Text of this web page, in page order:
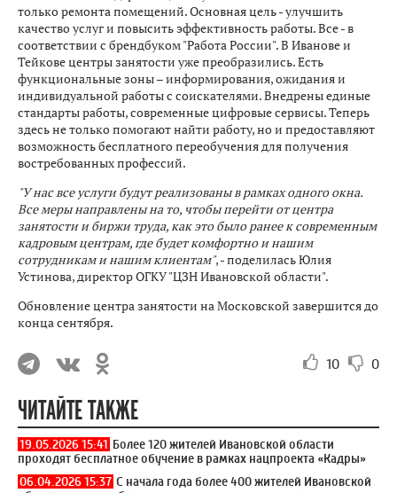
только ремонта помещений. Основная цель - улучшить
качество услуг и повысить эффективность работы. Все - в
соответствии с брендбуком "Работа России". В Иванове и
Тейкове центры занятости уже преобразились. Есть
функциональные зоны – информирования, ожидания и
индивидуальной работы с соискателями. Внедрены единые
стандарты работы, современные цифровые сервисы. Теперь
здесь не только помогают найти работу, но и предоставляют
возможность бесплатного переобучения для получения
востребованных профессий.
"У нас все услуги будут реализованы в рамках одного окна.
Все меры направлены на то, чтобы перейти от центра
занятости и биржи труда, как это было ранее к современным
кадровым центрам, где будет комфортно и нашим
сотрудникам и нашим клиентам", - поделилась Юлия
Устинова, директор ОГКУ "ЦЗН Ивановской области".
Обновление центра занятости на Московской завершится до
конца сентября.
10 0
ЧИТАЙТЕ ТАКЖЕ
19.05.2026 15:41 Более 120 жителей Ивановской области
проходят бесплатное обучение в рамках нацпроекта «Кадры»
06.04.2026 15:37 С начала года более 400 жителей Ивановской